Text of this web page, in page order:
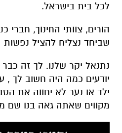
לכל בית בישראל.
הורים, צוותי החינוך, חברי
שביחד נצליח להציל נפשות
נתנאל יקר שלנו. לך זה כבר
יודעים כמה היה חשוב לך ,
ילד או נער לא יחווה את
מקווים שאתה גאה בנו שם